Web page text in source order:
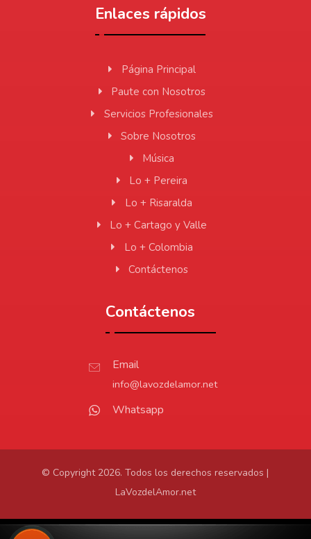
Enlaces rápidos
Página Principal
Paute con Nosotros
Servicios Profesionales
Sobre Nosotros
Música
Lo + Pereira
Lo + Risaralda
Lo + Cartago y Valle
Lo + Colombia
Contáctenos
Contáctenos
Email
info@lavozdelamor.net
Whatsapp
© Copyright 2026. Todos los derechos reservados |
LaVozdelAmor.net
Protección de Datos